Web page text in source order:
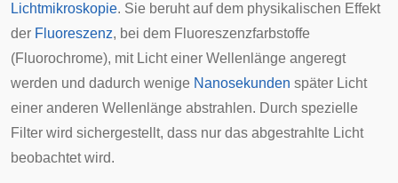
Lichtmikroskopie. Sie beruht auf dem physikalischen Effekt
der Fluoreszenz, bei dem Fluoreszenzfarbstoffe
(Fluorochrome), mit Licht einer Wellenlänge angeregt
werden und dadurch wenige Nanosekunden später Licht
einer anderen Wellenlänge abstrahlen. Durch spezielle
Filter wird sichergestellt, dass nur das abgestrahlte Licht
beobachtet wird.